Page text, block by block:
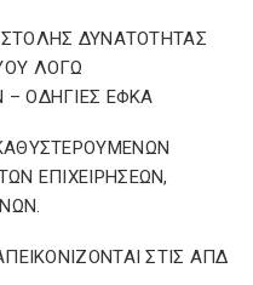
ΔΥΝΑΤΟΤΗΤΑΣ
ΛΟΓΩ
ΟΔΗΓΙΕΣ ΕΦΚΑ
ΕΠΙΧΕΙΡΗΣΕΩΝ,
ΣΤΙΣ ΑΠΔ